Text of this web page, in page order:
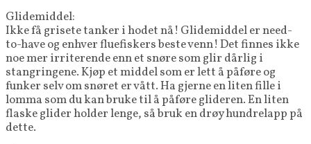
Glidemiddel:
Ikke få grisete tanker i hodet nå! Glidemiddel er need-
to-have og enhver fluefiskers beste venn! Det finnes ikke
noe mer irriterende enn et snøre som glir dårlig i
stangringene. Kjøp et middel som er lett å påføre og
funker selv om snøret er vått. Ha gjerne en liten fille i
lomma som du kan bruke til å påføre glideren. En liten
flaske glider holder lenge, så bruk en drøy hundrelapp på
dette.